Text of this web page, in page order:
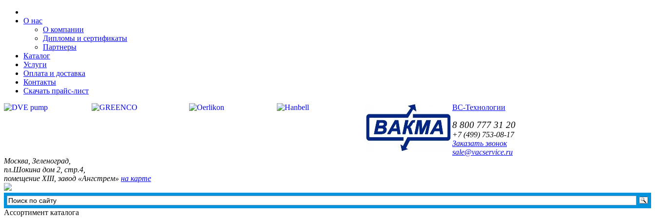
О нас
О компании
Дипломы и сертификаты
Партнеры
Каталог
Услуги
Оплата и доставка
Контакты
Скачать прайс-лист
ВС-Технологии
8 800 777 31 20
+7 (499) 753-08-17
Заказать звонок
sale@vacservice.ru
Москва, Зелeноград,
пл.Шокина дом 2, стр.4,
помещение XIII, завод «Ангстрем» на карте
Ассортимент каталога